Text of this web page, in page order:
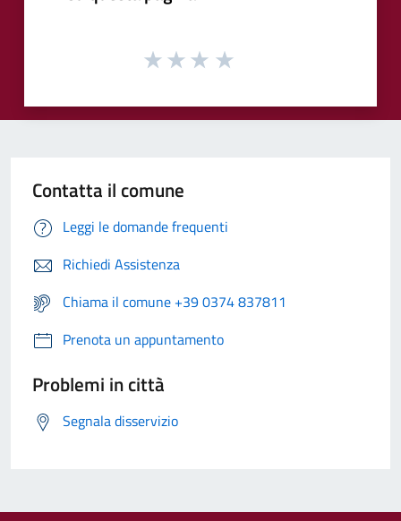
Contatta il comune
Leggi le domande frequenti
Richiedi Assistenza
Chiama il comune +39 0374 837811
Prenota un appuntamento
Problemi in città
Segnala disservizio